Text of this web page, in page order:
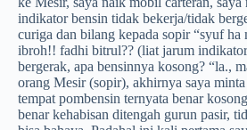
indikator bensin tidak bekerja/tidak
curiga dan bilang kepada sopir “syuf ha
ibroh!! fadhi bitrul?? (liat jarum
bergerak, apa bensinnya kosong? “la.,
orang Mesir (sopir), akhirnya saya
tempat pombensin ternyata benar
benar kehabisan ditengah gurun pasir,